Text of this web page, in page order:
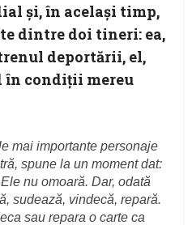
şi, în acelaşi timp,
dintre doi tineri: ea,
deportării, el,
în condiţii mereu
mai importante personaje
spune la un moment dat:
nu omoară. Dar, odată
sudează, vindecă, repară.
sau repara o carte ca